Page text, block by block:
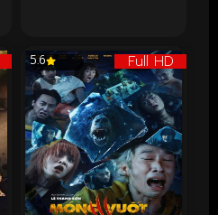
Full HD
5.6